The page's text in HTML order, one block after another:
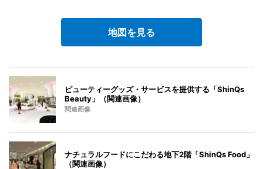
地図を見る
ピューティーグッズ・サービスを提供する「ShinQs
Beauty」（関連画像）
関連画像
ナチュラルフードにこだわる地下2階「ShinQs Food」
（関連画像）